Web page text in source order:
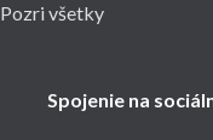
Pozri všetky
Spojenie na